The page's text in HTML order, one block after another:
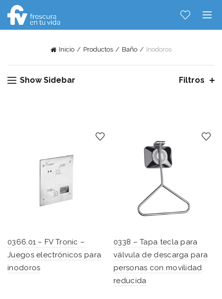
Inicio Productos Baño Inodoros
Show Sidebar Filtros
0366.01 – FV Tronic –
Juegos electrónicos para
inodoros
0338 – Tapa tecla para
válvula de descarga para
personas con movilidad
reducida